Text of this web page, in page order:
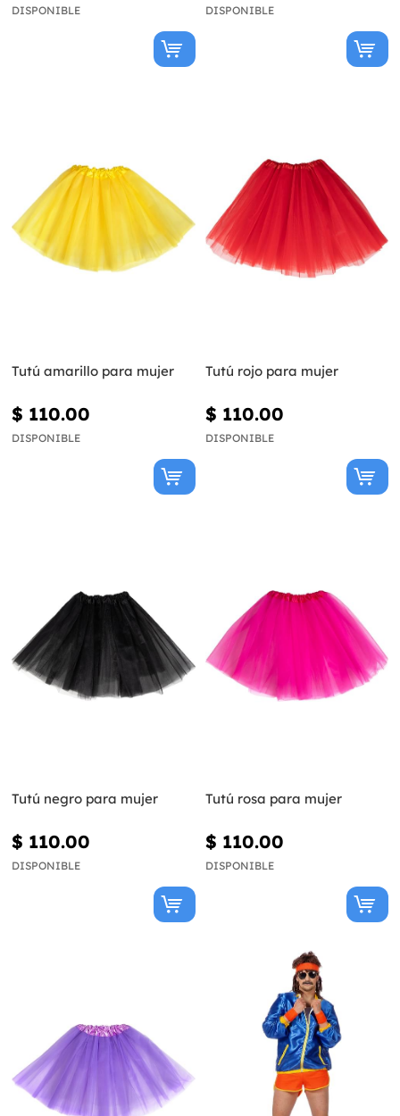
DISPONIBLE DISPONIBLE
Tutú amarillo para mujer
$ 110.00
DISPONIBLE
Tutú rojo para mujer
$ 110.00
DISPONIBLE
Tutú negro para mujer
$ 110.00
DISPONIBLE
Tutú rosa para mujer
$ 110.00
DISPONIBLE